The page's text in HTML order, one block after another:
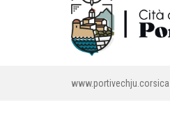
www.portivechju.corsica